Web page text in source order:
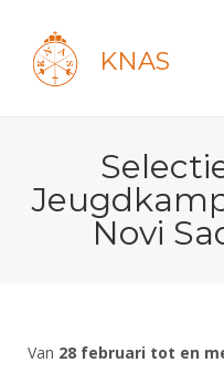
KNAS
Recent posts
Forums
Bond
Schermen
Recreatiesport
Nieuws
Novi
Van 28 februari tot en